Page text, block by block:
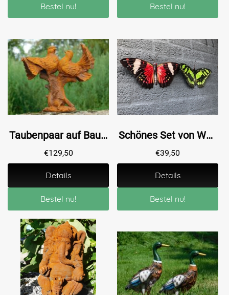
Bestel nu! Bestel nu!
Taubenpaar auf Baumstamm - Gusseisen - Oxid
€129,50
Details
Bestel nu!
Schönes Set von Wand Schmetterlinge, schön in Farbe und aus Metall
€39,50
Details
Bestel nu!